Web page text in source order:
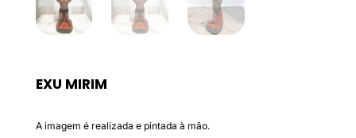
EXU MIRIM
A imagem é realizada e pintada à mão.